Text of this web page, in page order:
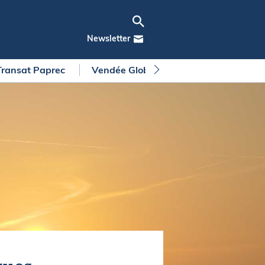
Newsletter
Paprec Vendée Globe